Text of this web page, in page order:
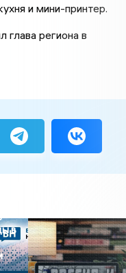
и мини-принтер.
региона в
в